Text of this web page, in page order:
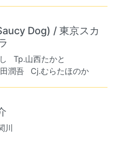
Dog) / 東京スカ
Tp.山西たかと
潤吾 Cj.むらたほのか
川